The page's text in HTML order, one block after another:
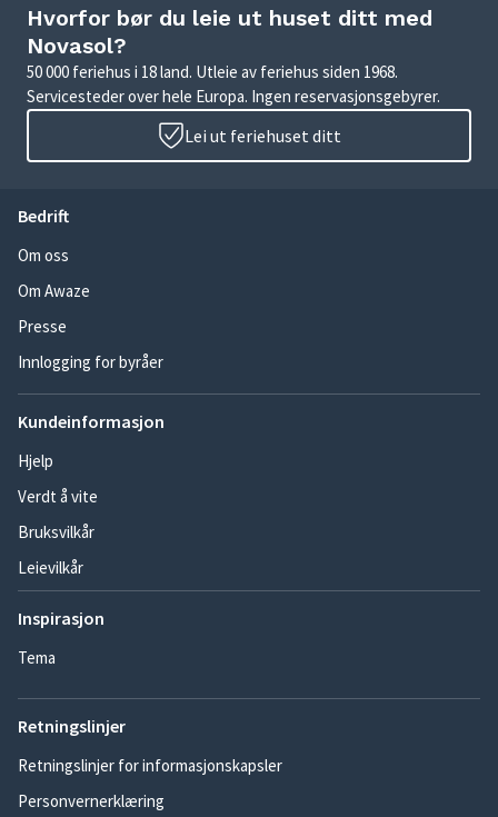
Hvorfor bør du leie ut huset ditt med
Novasol?
50 000 feriehus i 18 land. Utleie av feriehus siden 1968.
Servicesteder over hele Europa. Ingen reservasjonsgebyrer.
Lei ut feriehuset ditt
Bedrift
Om oss
Om Awaze
Presse
Innlogging for byråer
Kundeinformasjon
Hjelp
Verdt å vite
Bruksvilkår
Leievilkår
Inspirasjon
Tema
Retningslinjer
Retningslinjer for informasjonskapsler
Personvernerklæring